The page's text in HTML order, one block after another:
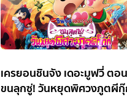
เครยอนชินจัง เดอะมูฟวี่ ตอน
ขนลุกซู่! วันหยุดพิศวงภูตผี